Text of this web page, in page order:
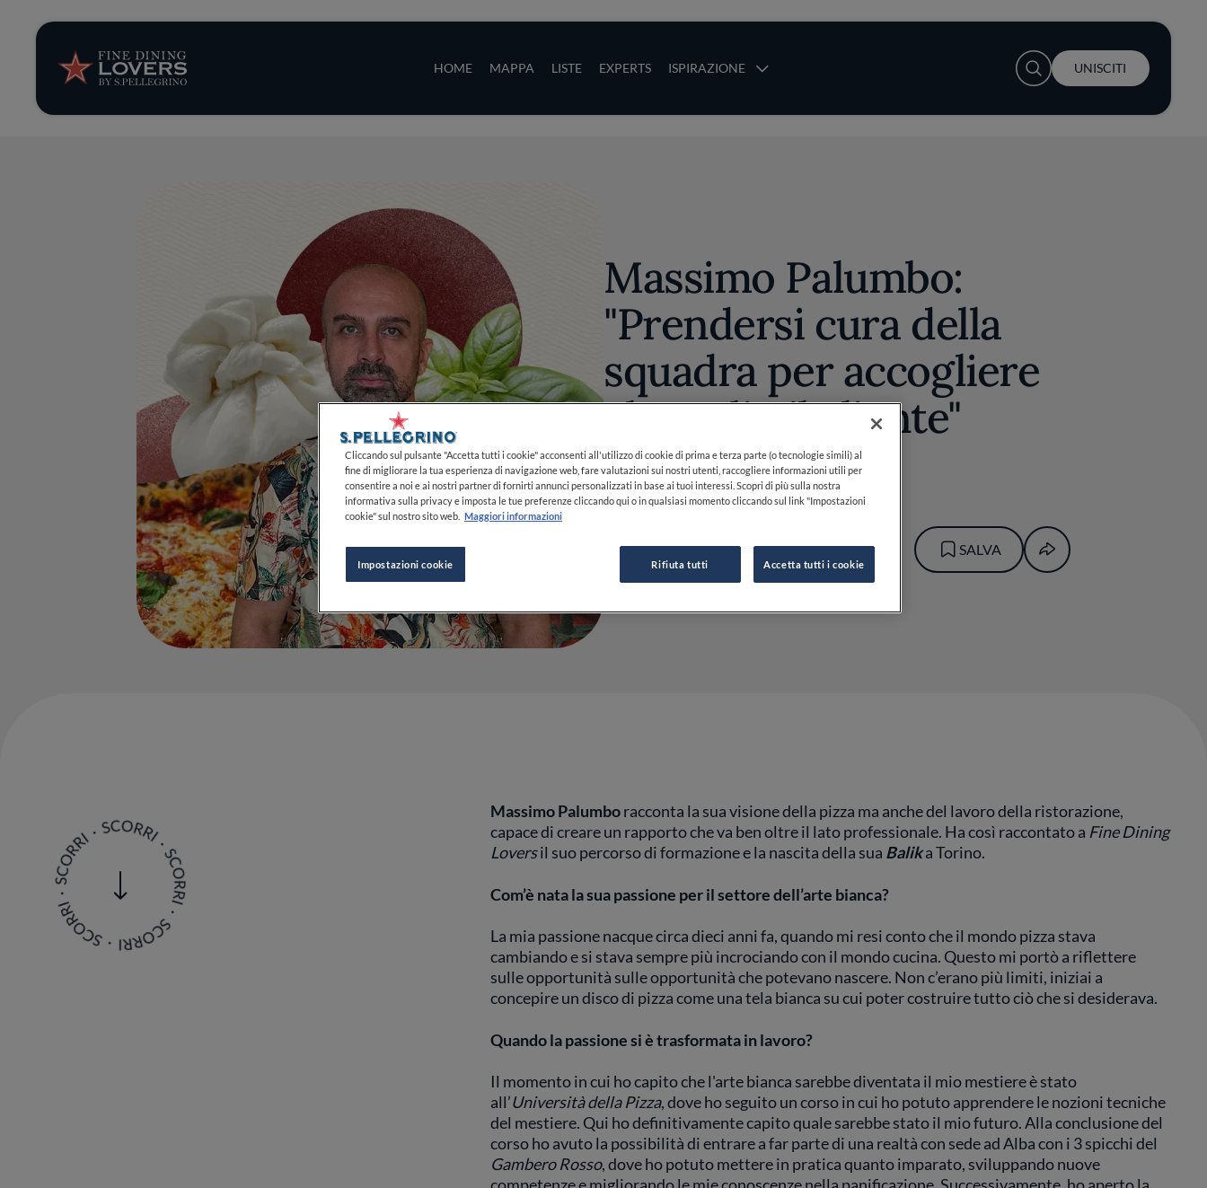
HOME MAPPA LISTE EXPERTS ISPIRAZIONE
Storie e tendenze
Ricette
User account menu
UNISCITI
Massimo Palumbo:
"Prendersi cura della
squadra per accogliere
al meglio il cliente"
11 MAG 2023
GIORNALISTA
SALVA
Massimo Palumboracconta la sua visione della pizza ma anche del lavoro della ristorazione,
capace di creare un rapporto che va ben oltre il lato professionale. Ha così raccontato a Fine Dining
Loversil suo percorso di formazione e la nascita della sua Balika Torino.
Com’è nata la sua passione per il settore dell’arte bianca?
La mia passione nacque circa dieci anni fa, quando mi resi conto che il mondo pizza stava
cambiando e si stava sempre più incrociando con il mondo cucina. Questo mi portò a riflettere
sulle opportunità sulle opportunità che potevano nascere. Non c’erano più limiti, iniziai a
concepire un disco di pizza come una tela bianca su cui poter costruire tutto ciò che si desiderava.
Quando la passione si è trasformata in lavoro?
Il momento in cui ho capito che l'arte bianca sarebbe diventata il mio mestiere è stato
all’Università della Pizza, dove ho seguito un corso in cui ho potuto apprendere le nozioni tecniche
del mestiere. Qui ho definitivamente capito quale sarebbe stato il mio futuro. Alla conclusione del
corso ho avuto la possibilità di entrare a far parte di una realtà con sede ad Alba con i 3 spicchi del
Gambero Rosso, dove ho potuto mettere in pratica quanto imparato, sviluppando nuove
Cliccando sul pulsante "Accetta tutti i cookie" acconsenti all'utilizzo di cookie di prima e terza parte (o tecnologie simili) al
fine di migliorare la tua esperienza di navigazione web, fare valutazioni sui nostri utenti, raccogliere informazioni utili per
consentire a noi e ai nostri partner di fornirti annunci personalizzati in base ai tuoi interessi. Scopri di più sulla nostra
informativa sulla privacy e imposta le tue preferenze cliccando qui o in qualsiasi momento cliccando sul link "Impostazioni
cookie" sul nostro sito web. Maggiori informazioni
Impostazioni cookie Rifiuta tutti Accetta tutti i cookie